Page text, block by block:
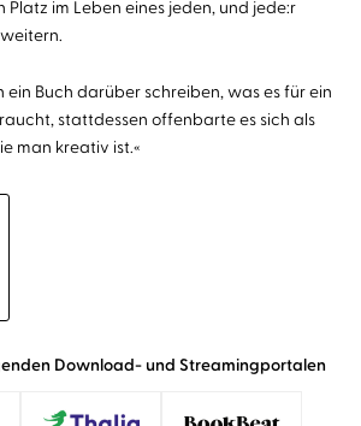
im Leben eines jeden, und jede:r
ein Buch darüber schreiben, was es für ein
stattdessen offenbarte es sich als
man kreativ ist.«
Download- und Streamingportalen